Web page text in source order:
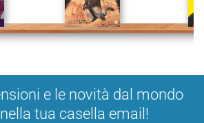
e le novità dal mondo
tua casella email!